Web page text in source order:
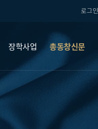
로그인
장학사업 총동창신문